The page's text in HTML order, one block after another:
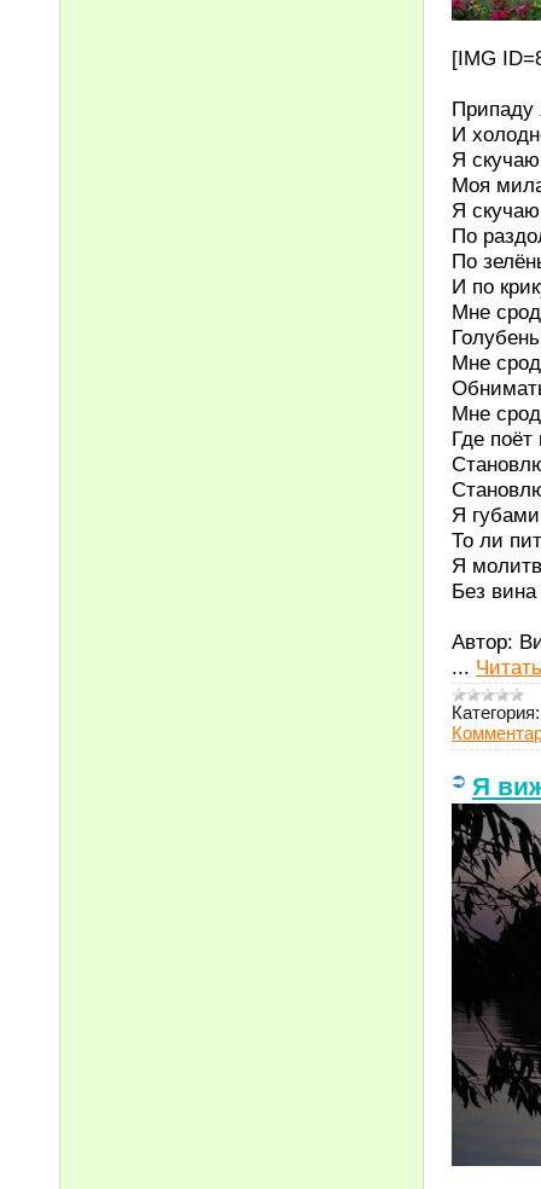
[IMG
Припаду
И
Я
Моя
Я
По
По
И по
Мне
Мне
Мне
Где поёт
Я
То ли
Я
Без
Автор:
...
Категория:
Я